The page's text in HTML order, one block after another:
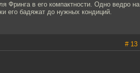
Фринга в его компактности. Одно ведро на
его бадяжат до нужных кондиций.
# 13